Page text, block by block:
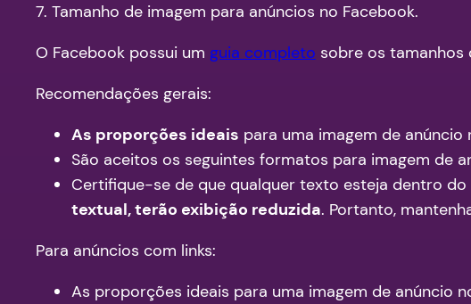
7. Tamanho de imagem para anúncios no Facebook.
O Facebook possui um guia completo sobre os tamanhos
Recomendações gerais:
As proporções ideais para uma imagem de anúncio
São aceitos os seguintes formatos para imagem de
Certifique-se de que qualquer texto esteja dentro
textual, terão exibição reduzida. Portanto,
Para anúncios com links:
As proporções ideais para uma imagem de anúncio